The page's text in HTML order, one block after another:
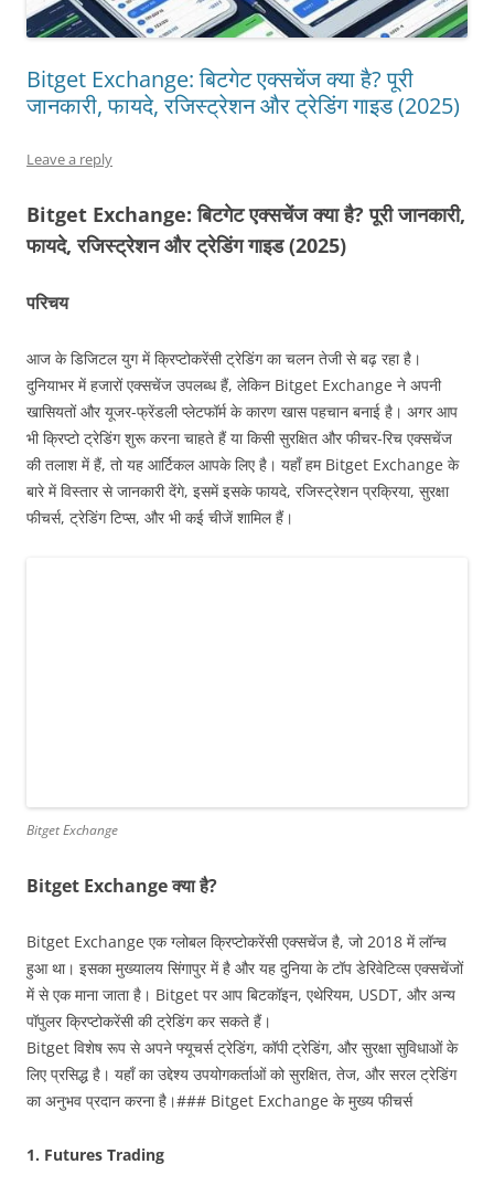
Bitget Exchange: बिटगेट एक्सचेंज क्या है? पूरी
जानकारी, फायदे, रजिस्ट्रेशन और ट्रेडिंग गाइड (2025)
Leave a reply
Bitget Exchange: बिटगेट एक्सचेंज क्या है? पूरी जानकारी,
फायदे, रजिस्ट्रेशन और ट्रेडिंग गाइड (2025)
परिचय
आज के डिजिटल युग में क्रिप्टोकरेंसी ट्रेडिंग का चलन तेजी से बढ़ रहा है।
दुनियाभर में हजारों एक्सचेंज उपलब्ध हैं, लेकिन Bitget Exchange ने अपनी
खासियतों और यूजर-फ्रेंडली प्लेटफॉर्म के कारण खास पहचान बनाई है। अगर आप
भी क्रिप्टो ट्रेडिंग शुरू करना चाहते हैं या किसी सुरक्षित और फीचर-रिच एक्सचेंज
की तलाश में हैं, तो यह आर्टिकल आपके लिए है। यहाँ हम Bitget Exchange के
बारे में विस्तार से जानकारी देंगे, इसमें इसके फायदे, रजिस्ट्रेशन प्रक्रिया, सुरक्षा
फीचर्स, ट्रेडिंग टिप्स, और भी कई चीजें शामिल हैं।
Bitget Exchange
Bitget Exchange क्या है?
Bitget Exchange एक ग्लोबल क्रिप्टोकरेंसी एक्सचेंज है, जो 2018 में लॉन्च
हुआ था। इसका मुख्यालय सिंगापुर में है और यह दुनिया के टॉप डेरिवेटिव्स एक्सचेंजों
में से एक माना जाता है। Bitget पर आप बिटकॉइन, एथेरियम, USDT, और अन्य
पॉपुलर क्रिप्टोकरेंसी की ट्रेडिंग कर सकते हैं।
Bitget विशेष रूप से अपने फ्यूचर्स ट्रेडिंग, कॉपी ट्रेडिंग, और सुरक्षा सुविधाओं के
लिए प्रसिद्ध है। यहाँ का उद्देश्य उपयोगकर्ताओं को सुरक्षित, तेज, और सरल ट्रेडिंग
का अनुभव प्रदान करना है।### Bitget Exchange के मुख्य फीचर्स
1. Futures Trading